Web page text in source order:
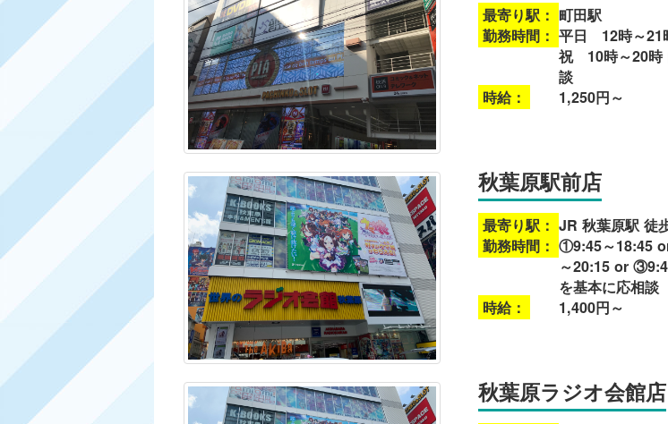
最寄り駅： 町田駅
勤務時間： 平日 12時～21
祝 10時～20時
談
時給：
1,250円～
秋葉原駅前店
最寄り駅： JR 秋葉原駅 徒
勤務時間： ①9:45～18:45
～20:15 or
を基本に応相談
時給：
1,400円～
秋葉原ラジオ会館店